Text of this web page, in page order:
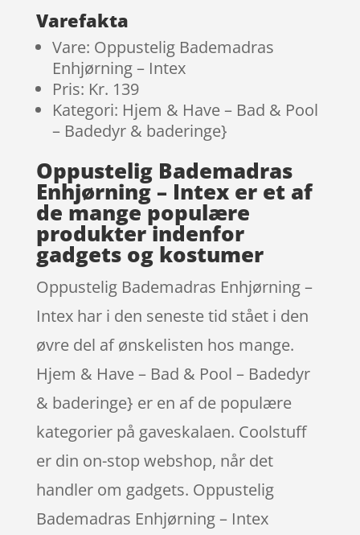
Varefakta
Vare: Oppustelig Bademadras
Enhjørning – Intex
Pris: Kr. 139
Kategori: Hjem & Have – Bad & Pool
– Badedyr & baderinge}
Oppustelig Bademadras
Enhjørning – Intex er et af
de mange populære
produkter indenfor
gadgets og kostumer
Oppustelig Bademadras Enhjørning –
Intex har i den seneste tid stået i den
øvre del af ønskelisten hos mange.
Hjem & Have – Bad & Pool – Badedyr
& baderinge} er en af de populære
kategorier på gaveskalaen. Coolstuff
er din on-stop webshop, når det
handler om gadgets. Oppustelig
Bademadras Enhjørning – Intex